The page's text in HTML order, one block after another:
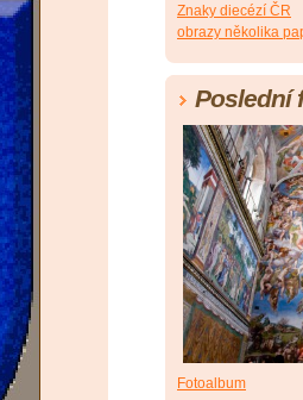
Znaky diecézí ČR
obrazy několika
Poslední
Fotoalbum